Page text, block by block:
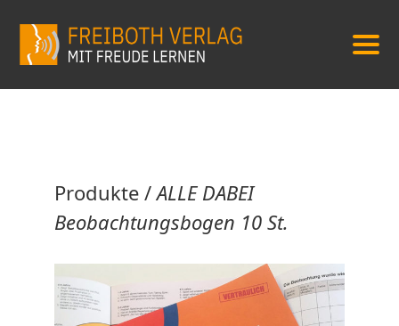
Produkte/ALLE DABEI
Beobachtungsbogen 10 St.